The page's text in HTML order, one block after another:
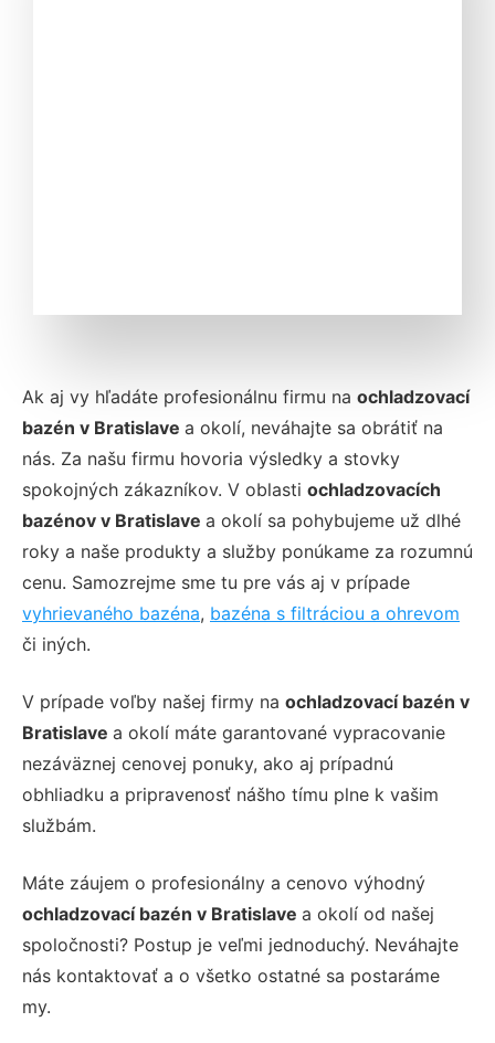
Ak aj vy hľadáte profesionálnu firmu na ochladzovací
bazén v Bratislave a okolí, neváhajte sa obrátiť na
nás. Za našu firmu hovoria výsledky a stovky
spokojných zákazníkov. V oblasti ochladzovacích
bazénov v Bratislave a okolí sa pohybujeme už dlhé
roky a naše produkty a služby ponúkame za rozumnú
cenu. Samozrejme sme tu pre vás aj v prípade
vyhrievaného bazéna, bazéna s filtráciou a ohrevom
či iných.
V prípade voľby našej firmy na ochladzovací bazén v
Bratislave a okolí máte garantované vypracovanie
nezáväznej cenovej ponuky, ako aj prípadnú
obhliadku a pripravenosť nášho tímu plne k vašim
službám.
Máte záujem o profesionálny a cenovo výhodný
ochladzovací bazén v Bratislave a okolí od našej
spoločnosti? Postup je veľmi jednoduchý. Neváhajte
nás kontaktovať a o všetko ostatné sa postaráme
my.